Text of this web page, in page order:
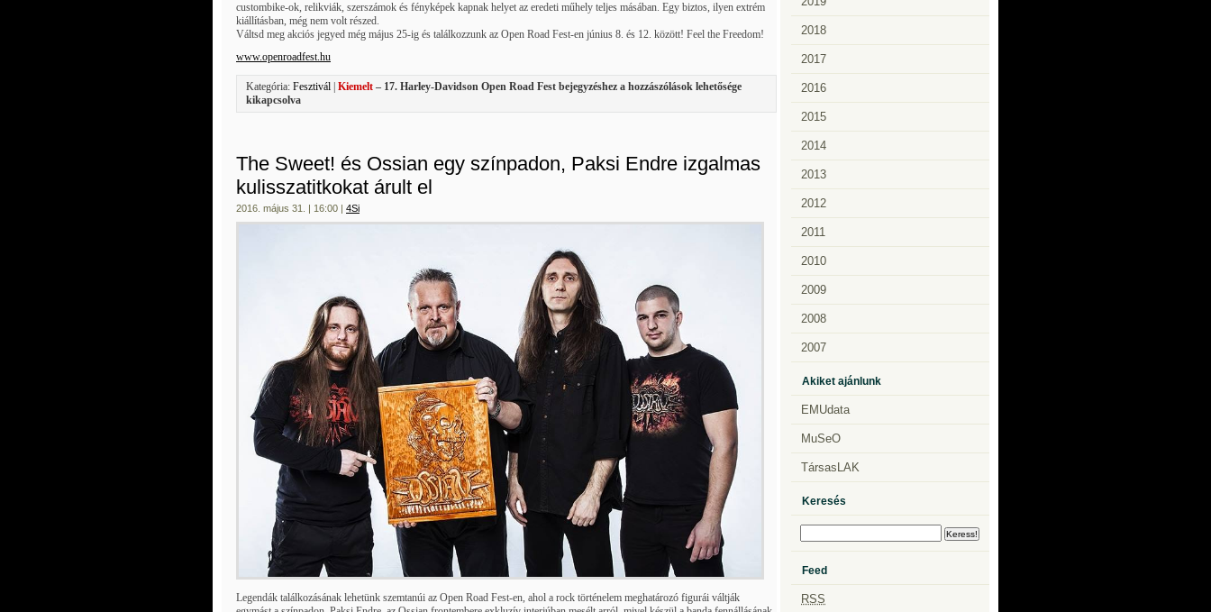
custombike-ok, relikviák, szerszámok és fényképek kapnak helyet az eredeti műhely teljes másában. Egy biztos, ilyen extrém
kiállításban, még nem volt részed.
Váltsd meg akciós jegyed még május 25-ig és találkozzunk az Open Road Fest-en június 8. és 12. között! Feel the Freedom!
www.openroadfest.hu
Kategória: Fesztivál Kiemelt – 17. Harley-Davidson Open Road Fest bejegyzéshez a hozzászólások lehetősége
kikapcsolva
The Sweet! és Ossian egy színpadon, Paksi Endre izgalmas
kulisszatitkokat árult el
2016. május 31. | 16:00 | 4Si
Legendák találkozásának lehetünk szemtanúi az Open Road Fest-en, ahol a rock történelem meghatározó figurái váltják
2018
2017
2016
2015
2014
2013
2012
2011
2010
2009
2008
2007
Akiket ajánlunk
EMUdata
MuSeO
TársasLAK
Keresés
Feed
RSS